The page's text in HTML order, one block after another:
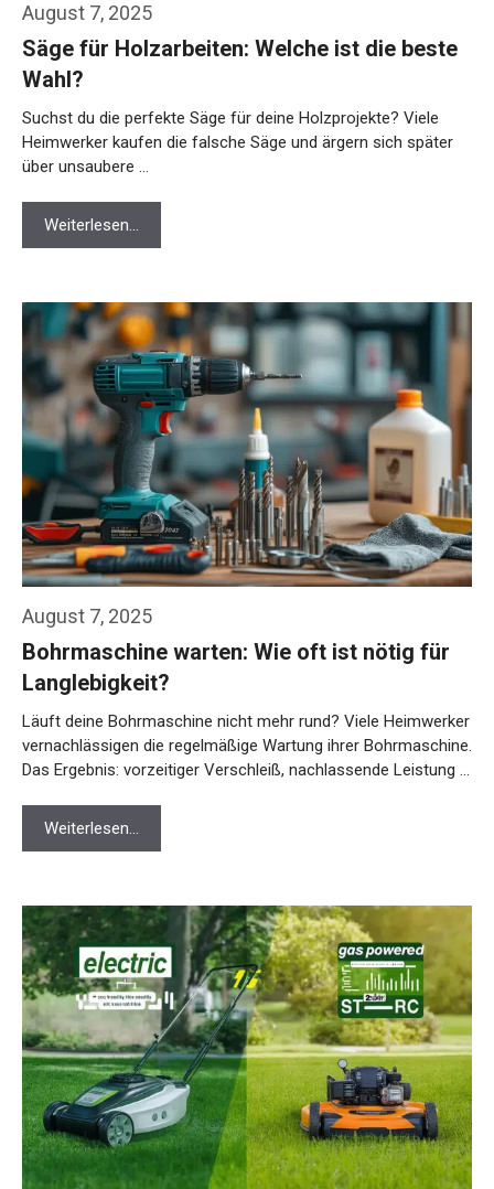
August 7, 2025
Säge für Holzarbeiten: Welche ist die beste
Wahl?
Suchst du die perfekte Säge für deine Holzprojekte? Viele
Heimwerker kaufen die falsche Säge und ärgern sich später
über unsaubere …
Weiterlesen…
August 7, 2025
Bohrmaschine warten: Wie oft ist nötig für
Langlebigkeit?
Läuft deine Bohrmaschine nicht mehr rund? Viele Heimwerker
vernachlässigen die regelmäßige Wartung ihrer Bohrmaschine.
Das Ergebnis: vorzeitiger Verschleiß, nachlassende Leistung …
Weiterlesen…